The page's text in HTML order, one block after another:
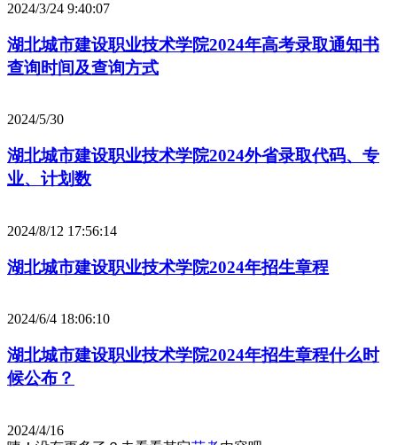
2024/3/24 9:40:07
湖北城市建设职业技术学院2024年高考录取通知书
查询时间及查询方式
2024/5/30
湖北城市建设职业技术学院2024外省录取代码、专
业、计划数
2024/8/12 17:56:14
湖北城市建设职业技术学院2024年招生章程
2024/6/4 18:06:10
湖北城市建设职业技术学院2024年招生章程什么时
候公布？
2024/4/16